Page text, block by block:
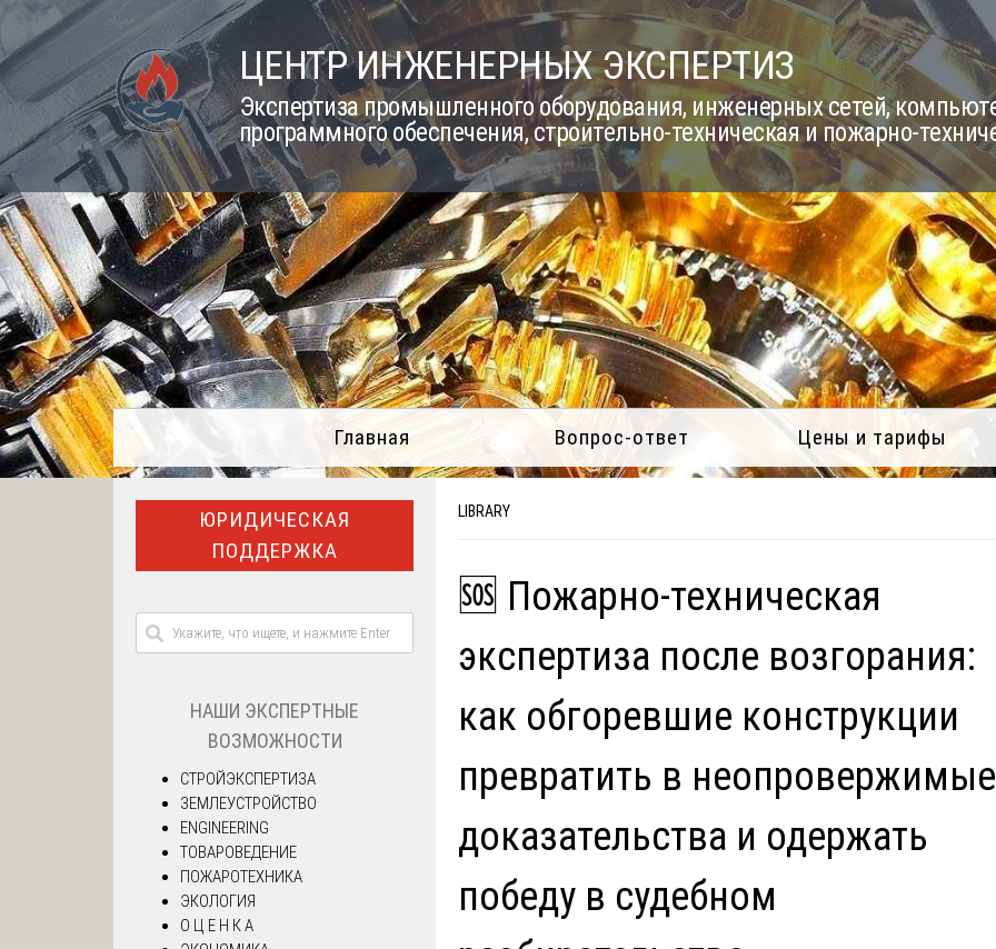
Skip
to
content
ЦЕНТР ИНЖЕНЕРНЫХ ЭКСПЕРТИЗ
Экспертиза промышленного оборудования, инженерных сетей,
программного обеспечения, строительно-техническая и пожарно-
Главная Вопрос-ответ Цены и тарифы
LIBRARY
🆘 Пожарно-техническая
экспертиза после возгорания:
как обгоревшие конструкции
превратить в неопровержимые
доказательства и одержать
победу в судебном
ЮРИДИЧЕСКАЯ
ПОДДЕРЖКА
НАШИ ЭКСПЕРТНЫЕ
ВОЗМОЖНОСТИ
СТРОЙЭКСПЕРТИЗА
ЗЕМЛЕУСТРОЙСТВО
ENGINEERING
ТОВАРОВЕДЕНИЕ
ПОЖАРОТЕХНИКА
ЭКОЛОГИЯ
О Ц Е Н К А